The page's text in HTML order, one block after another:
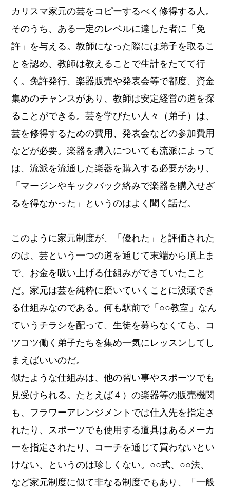
カリスマ家元の芸をコピーするべく修得する人。
そのうち、ある一定のレベルに達した者に「免
許」を与える。教師になった際には弟子を取るこ
とを認め、教師は教えることで生計をたてて行
く。免許発行、楽器販売や発表会等で都度、資金
集めのチャンスがあり、教師は安定経営の道を探
ることができる。芸を学びたい人々（弟子）は、
芸を修得するための費用、発表会などの参加費用
などが必要。楽器を購入についても流派によって
は、流派を流通した楽器を購入する必要があり、
「マージンやキックバック絡みで楽器を購入せざ
るを得なかった」というのはよく聞く話だ。
このように家元制度が、「優れた」と評価された
のは、芸という一つの道を通じて末端から頂上ま
で、お金を吸い上げる仕組みができていたこと
だ。家元は芸を純粋に磨いていくことに没頭でき
る仕組みなのである。何も駅前で「○○教室」なん
ていうチラシを配って、生徒を募らなくても、コ
ツコツ働く弟子たちを集め一気にレッスンしてし
まえばいいのだ。
似たような仕組みは、他の習い事やスポーツでも
見受けられる。たとえば４）の楽器等の販売機関
も、フラワーアレンジメントでは仕入先を指定さ
れたり、スポーツでも使用する道具はあるメーカ
ーを指定されたり、コーチを通じて買わないとい
けない、というのは珍しくない。○○式、○○法、
など家元制度に似て非なる制度でもあり、「一般